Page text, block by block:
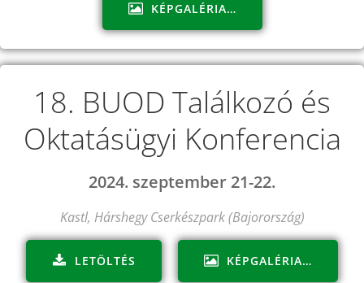
KÉPGALÉRIA…
18. BUOD Találkozó és
Oktatásügyi Konferencia
2024. szeptember 21-22.
Kastl, Hárshegy Cserkészpark (Bajorország)
LETÖLTÉS KÉPGALÉRIA…